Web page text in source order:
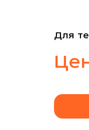
Для